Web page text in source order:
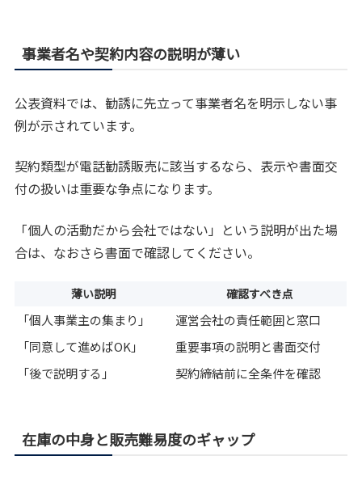
事業者名や契約内容の説明が薄い
公表資料では、勧誘に先立って事業者名を明示しない事
例が示されています。
契約類型が電話勧誘販売に該当するなら、表示や書面交
付の扱いは重要な争点になります。
「個人の活動だから会社ではない」という説明が出た場
合は、なおさら書面で確認してください。
薄い説明 確認すべき点
「個人事業主の集まり」
運営会社の責任範囲と窓口
「同意して進めばOK」
重要事項の説明と書面交付
「後で説明する」
契約締結前に全条件を確認
在庫の中身と販売難易度のギャップ